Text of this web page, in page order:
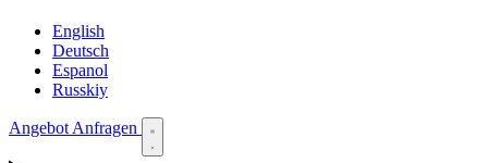
English
Deutsch
Espanol
Russkiy
Angebot Anfragen